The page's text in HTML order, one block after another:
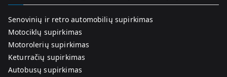
Senovinių ir retro automobilių supirkimas
Motociklų supirkimas
Motorolerių supirkimas
Keturračių supirkimas
Autobusų supirkimas